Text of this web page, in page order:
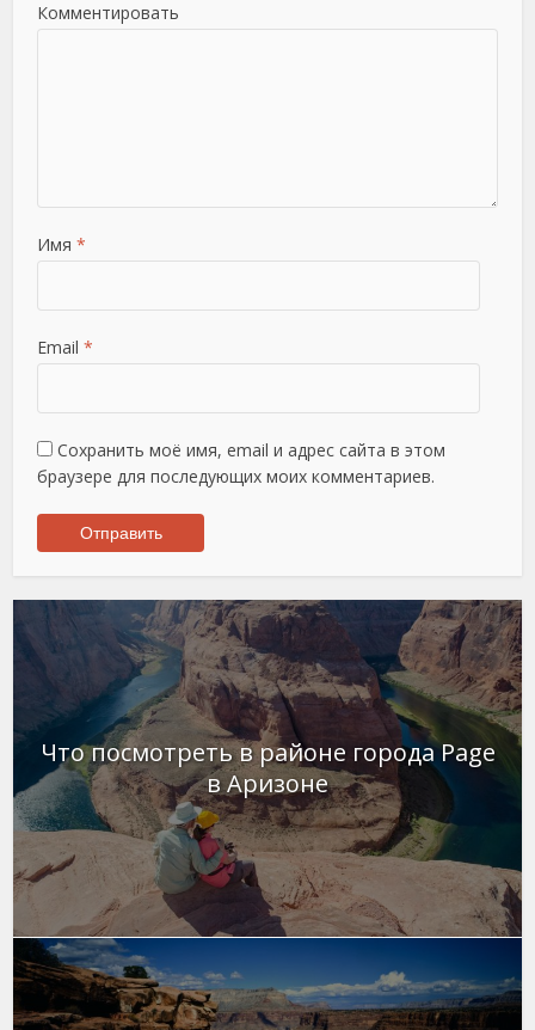
Комментировать
Имя *
Email *
Сохранить моё имя, email и адрес сайта в этом
браузере для последующих моих комментариев.
Что посмотреть в районе города Page
в Аризоне